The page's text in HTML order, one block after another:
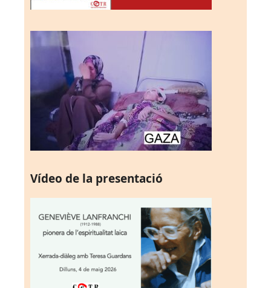
Vídeo de la presentació